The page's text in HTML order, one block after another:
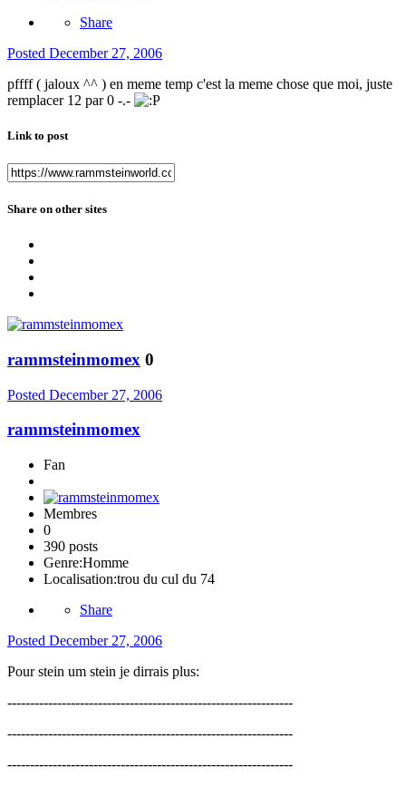
Share
Posted December 27, 2006
pffff ( jaloux ^^ ) en meme temp c'est la meme chose que moi, juste
remplacer 12 par 0 -.-
Link to post
Share on other sites
rammsteinmomex 0
Posted December 27, 2006
rammsteinmomex
Fan
Membres
0
390 posts
Genre:Homme
Localisation:trou du cul du 74
Share
Posted December 27, 2006
Pour stein um stein je dirrais plus:
---------------------------------------------------------------
---------------------------------------------------------------
---------------------------------------------------------------